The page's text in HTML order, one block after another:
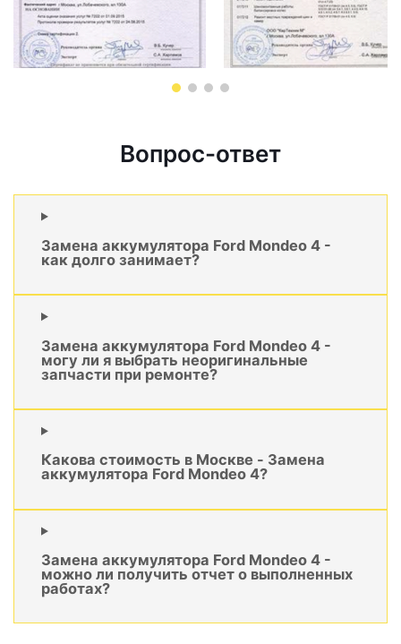
Вопрос-ответ
Замена аккумулятора Ford Mondeo 4 -
как долго занимает?
Замена аккумулятора Ford Mondeo 4 -
могу ли я выбрать неоригинальные
запчасти при ремонте?
Какова стоимость в Москве - Замена
аккумулятора Ford Mondeo 4?
Замена аккумулятора Ford Mondeo 4 -
можно ли получить отчет о выполненных
работах?